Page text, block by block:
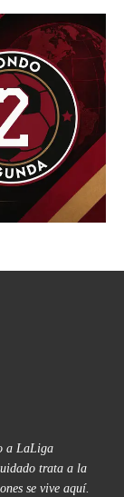
a LaLiga
trata a la
se vive aquí.